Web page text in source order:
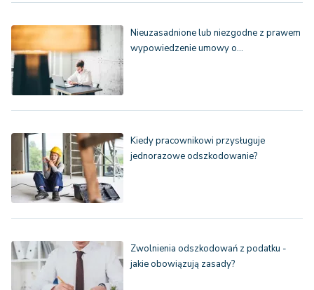
Nieuzasadnione lub niezgodne z prawem
wypowiedzenie umowy o…
Kiedy pracownikowi przysługuje
jednorazowe odszkodowanie?
Zwolnienia odszkodowań z podatku -
jakie obowiązują zasady?